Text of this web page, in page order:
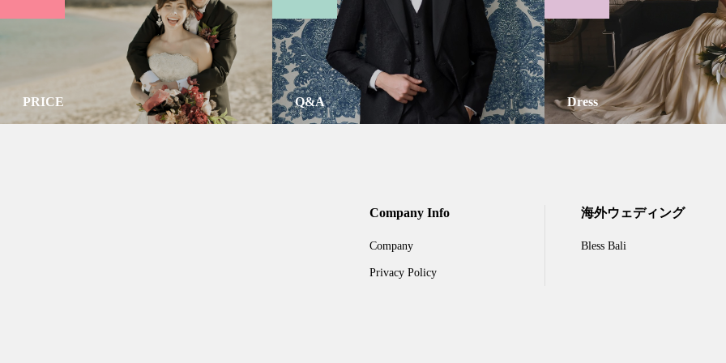
PRICE Q&A Dress
Company Info
Company
Privacy Policy
海外ウェディング
Bless Bali